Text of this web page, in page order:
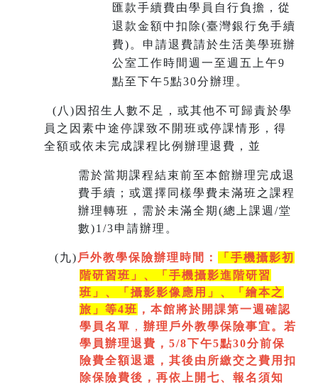
匯款手續費由學員自行負擔，從
退款金額中扣除(臺灣銀行免手續
費)。申請退費請於生活美學班辦
公室工作時間週一至週五上午9
點至下午5點30分辦理。
( 八)因招生人數不足，或其他不可歸責於學
員之因素中途停課致不開班或停課情形，得
全額或依未完成課程比例辦理退費，並
需於當期課程結束前至本館辦理完成退
費手續；或選擇同樣學費未滿班之課程
辦理轉班，需於未滿全期(總上課週/堂
數)1/3申請辦理。
(九) 戶外教學保險辦理時間：
「手機攝影初
階研習班」、「手機攝影進階研習
班」、「 攝影影像應用」、「繪本之
旅」等4班 ，本館將於開課第一週 確認
學員名單 ， 辦理戶外教學保險事宜。若
學員辦理退費，5/8下午5點30分前保
險費全額退還，其後由所繳交之費用扣
除保險費後，再依上開七、 報名須知